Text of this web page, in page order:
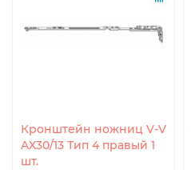
Кронштейн ножниц V-V
AX30/13 Тип 4 правый 1
шт.